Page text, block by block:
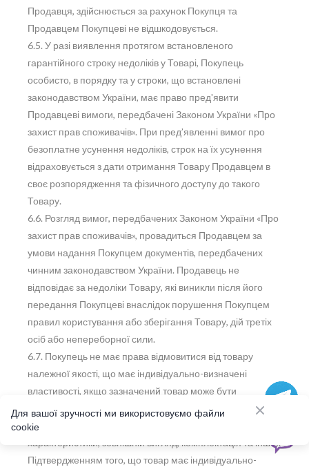
Продавця, здійснюється за рахунок Покупця та
Продавцем Покупцеві не відшкодовується.
6.5. У разі виявлення протягом встановленого
гарантійного строку недоліків у Товарі, Покупець
особисто, в порядку та у строки, що встановлені
законодавством України, має право пред'явити
Продавцеві вимоги, передбачені Законом України «Про
захист прав споживачів». При пред’явленні вимог про
безоплатне усунення недоліків, строк на їх усунення
відраховується з дати отримання Товару Продавцем в
своє розпорядження та фізичного доступу до такого
Товару.
6.6. Розгляд вимог, передбачених Законом України «Про
захист прав споживачів», провадиться Продавцем за
умови надання Покупцем документів, передбачених
чинним законодавством України. Продавець не
відповідає за недоліки Товару, які виникли після його
передання Покупцеві внаслідок порушення Покупцем
правил користування або зберігання Товару, дій третіх
осіб або непереборної сили.
6.7. Покупець не має права відмовитися від товару
належної якості, що має індивідуально-визначені
властивості, якщо зазначений товар може бути
використаний виключно Покупцем, який його придбав, (в
т.ч. за за бажанням Покупця не стандартні розміри,
характеристики, зовнішній вигляд, комплектація та інше).
Підтвердженням того, що товар має індивідуально-
Для вашої зручності ми використовуємо файли
cookie